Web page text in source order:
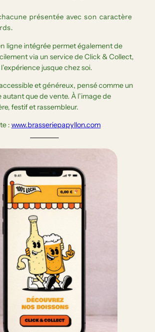
présentée avec son caractère
ligne intégrée permet également de
via un service de Click & Collect,
jusque chez soi.
et généreux, pensé comme un
autant que de vente. À l’image de
festif et rassembleur.
: www.brasseriepapyllon.com